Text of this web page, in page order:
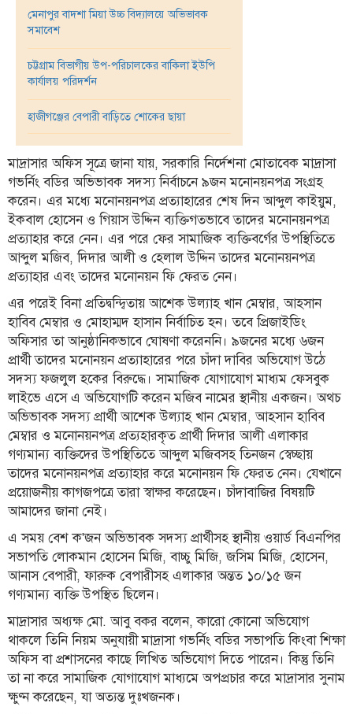
তথ্য-
প্রযুক্তি
মতামত
শিশু-
কিশোর
ক্যাম্পাস
সাহিত্য
ও
সংস্কৃতি
নারী
ও
শিশু
ভ্রমণ
লাইফস্টাইল
এক্সক্লুসিভ
সোস্যাল
মিডিয়া
গণমাধ্যম
রাজধানী
ইতিহাস
কথা
কয়
ক্যারিয়ার
চাকুরি
সৌখিন
ফটোগ্রাফার
মেনাপুর বাদশা মিয়া উচ্চ বিদ্যালয়ে অভিভাবক
সমাবেশ
চট্টগ্রাম বিভাগীয় উপ-পরিচালকের বাকিলা ইউপি
কার্যালয় পরিদর্শন
হাজীগঞ্জের বেপারী বাড়িতে শোকের ছায়া
মাদ্রাসার অফিস সূত্রে জানা যায়, সরকারি নির্দেশনা মোতাবেক মাদ্রাসা
গভর্নিং বডির অভিভাবক সদস্য নির্বাচনে ৯জন মনোনয়নপত্র সংগ্রহ
করেন। এর মধ্যে মনোনয়নপত্র প্রত্যাহারের শেষ দিন আব্দুল কাইয়ুম,
ইকবাল হোসেন ও গিয়াস উদ্দিন ব্যক্তিগতভাবে তাদের মনোনয়নপত্র
প্রত্যাহার করে নেন। এর পরে ফের সামাজিক ব্যক্তিবর্গের উপস্থিতিতে
আব্দুল মজিব, দিদার আলী ও হেলাল উদ্দিন তাদের মনোনয়নপত্র
প্রত্যাহার এবং তাদের মনোনয়ন ফি ফেরত নেন।
এর পরেই বিনা প্রতিদ্বন্দ্বিতায় আশেক উল্যাহ খান মেম্বার, আহসান
হাবিব মেম্বার ও মোহাম্মদ হাসান নির্বাচিত হন। তবে প্রিজাইডিং
অফিসার তা আনুষ্ঠানিকভাবে ঘোষণা করেননি। ৯জনের মধ্যে ৬জন
প্রার্থী তাদের মনোনয়ন প্রত্যাহারের পরে চাঁদা দাবির অভিযোগ উঠে
সদস্য ফজলুল হকের বিরুদ্ধে। সামাজিক যোগাযোগ মাধ্যম ফেসবুক
লাইভে এসে এ অভিযোগটি করেন মজিব নামের স্থানীয় একজন। অথচ
অভিভাবক সদস্য প্রার্থী আশেক উল্যাহ খান মেম্বার, আহসান হাবিব
মেম্বার ও মনোনয়নপত্র প্রত্যহারকৃত প্রার্থী দিদার আলী এলাকার
গণ্যমান্য ব্যক্তিদের উপস্থিতিতে আব্দুল মজিবসহ তিনজন স্বেচ্ছায়
তাদের মনোনয়নপত্র প্রত্যাহার করে মনোনয়ন ফি ফেরত নেন। যেখানে
প্রয়োজনীয় কাগজপত্রে তারা স্বাক্ষর করেছেন। চাঁদাবাজির বিষয়টি
আমাদের জানা নেই।
এ সময় বেশ ক'জন অভিভাবক সদস্য প্রার্থীসহ স্থানীয় ওয়ার্ড বিএনপির
সভাপতি লোকমান হোসেন মিজি, বাচ্চু মিজি, জসিম মিজি, হোসেন,
আনাস বেপারী, ফারুক বেপারীসহ এলাকার অন্তত ১০/১৫ জন
গণ্যমান্য ব্যক্তি উপস্থিত ছিলেন।
মাদ্রাসার অধ্যক্ষ মো. আবু বকর বলেন, কারো কোনো অভিযোগ
থাকলে তিনি নিয়ম অনুযায়ী মাদ্রাসা গভর্নিং বডির সভাপতি কিংবা শিক্ষা
অফিস বা প্রশাসনের কাছে লিখিত অভিযোগ দিতে পারেন। কিন্তু তিনি
তা না করে সামাজিক যোগাযোগ মাধ্যমে অপপ্রচার করে মাদ্রাসার সুনাম
ক্ষুণ্ন করেছেন, যা অত্যন্ত দুঃখজনক।